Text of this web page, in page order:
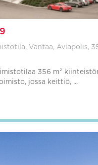
Vantaa, Aviapolis,
356 m²
jossa keittiö, ...